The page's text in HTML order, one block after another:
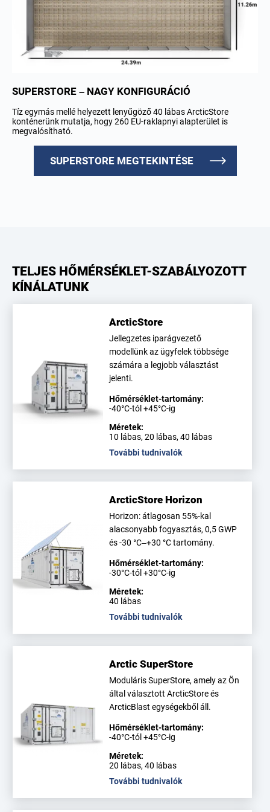
SUPERSTORE – NAGY KONFIGURÁCIÓ
Tíz egymás mellé helyezett lenyűgöző 40 lábas ArcticStore
konténerünk mutatja, hogy 260 EU-raklapnyi alapterület is
megvalósítható.
SUPERSTORE MEGTEKINTÉSE
TELJES HŐMÉRSÉKLET-SZABÁLYOZOTT
KÍNÁLATUNK
ArcticStore
Jellegzetes iparágvezető
modellünk az ügyfelek többsége
számára a legjobb választást
jelenti.
Hőmérséklet-tartomány:
-40°C-tól +45°C-ig
Méretek:
10 lábas, 20 lábas, 40 lábas
További tudnivalók
ArcticStore Horizon
Horizon: átlagosan 55%-kal
alacsonyabb fogyasztás, 0,5 GWP
és -30 °C–+30 °C tartomány.
Hőmérséklet-tartomány:
-30°C-tól +30°C-ig
Méretek:
40 lábas
További tudnivalók
Arctic SuperStore
Moduláris SuperStore, amely az Ön
által választott ArcticStore és
ArcticBlast egységekből áll.
Hőmérséklet-tartomány:
-40°C-tól +45°C-ig
Méretek:
20 lábas, 40 lábas
További tudnivalók